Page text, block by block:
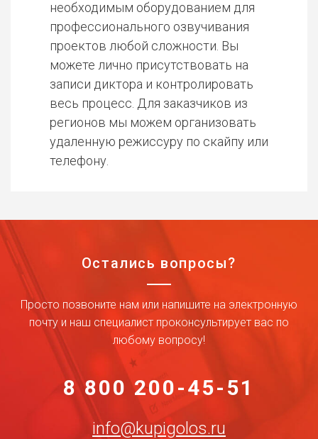
необходимым оборудованием для
профессионального озвучивания
проектов любой сложности. Вы
можете лично присутствовать на
записи диктора и контролировать
весь процесс. Для заказчиков из
регионов мы можем организовать
удаленную режиссуру по скайпу или
телефону.
Остались вопросы?
Просто позвоните нам или напишите на электронную
почту и наш специалист проконсультирует вас по
любому вопросу!
8 800 200-45-51
info@kupigolos.ru